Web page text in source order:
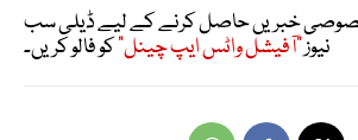
خصوصی خبریں حاصل کرنے کے لیے ڈیلی سب
نیوز"آفیشل واٹس ایپ چینل"کو فالو کریں۔